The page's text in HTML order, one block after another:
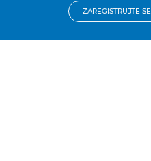
ZAREGISTRUJTE SE